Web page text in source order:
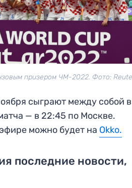
призером ЧМ-2022. Фото:
сыграют между собой в
— в 22:45 по Москве.
можно будет на Okko.
последние новости,